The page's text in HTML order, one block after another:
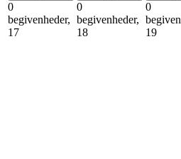
0
begivenheder,
17
0
begivenheder,
18
0
19